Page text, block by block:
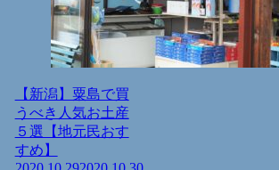
【新潟】粟島で買
うべき人気お土産
５選【地元民おす
すめ】